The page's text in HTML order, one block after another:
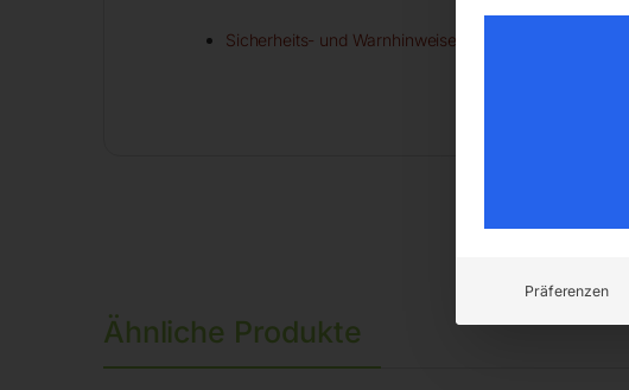
Sicherheits- und Warnhinweise
Ähnliche Produkte
Präferenzen